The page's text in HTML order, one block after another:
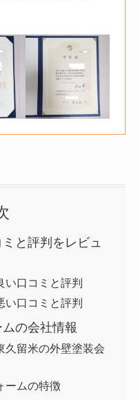
と評判をレビュ
い口コミと評判
い口コミと評判
の会社情報
久留米の外壁塗装会
ームの特徴